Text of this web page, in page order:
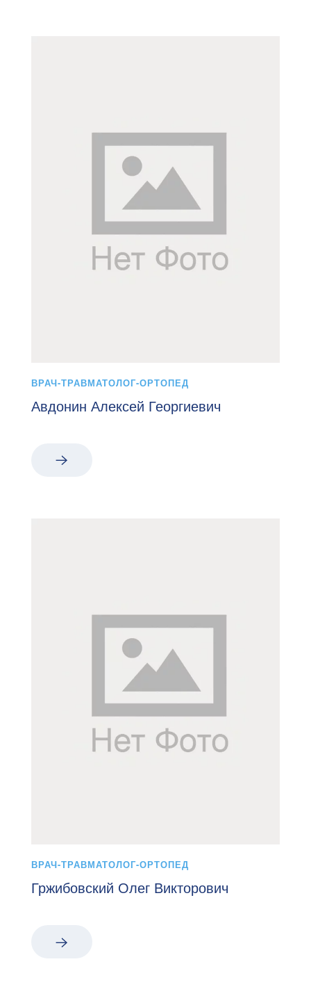
ВРАЧ-ТРАВМАТОЛОГ-ОРТОПЕД
Авдонин Алексей Георгиевич
ВРАЧ-ТРАВМАТОЛОГ-ОРТОПЕД
Гржибовский Олег Викторович